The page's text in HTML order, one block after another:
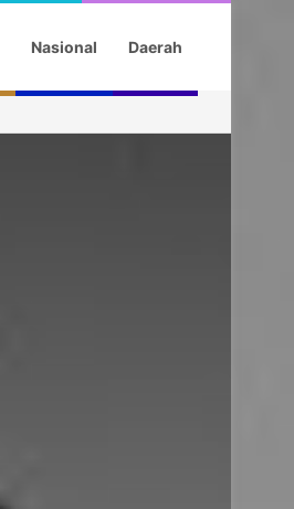
Nasional Daerah